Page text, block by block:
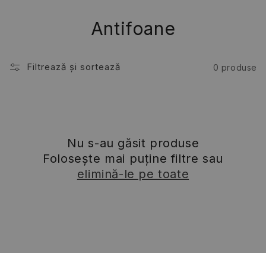
Antifoane
Filtrează și sortează 0 produse
Nu s-au găsit produse
Folosește mai puține filtre sau
elimină-le pe toate